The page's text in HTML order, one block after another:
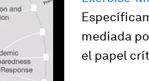
mediada
el papel